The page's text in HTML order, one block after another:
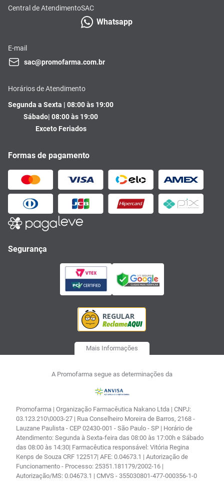
Central de AtendimentoSAC
Whatsapp
E-mail
sac@promofarma.com.br
Horários de Atendimento
Segunda a Sexta | 08:00 às 19:00
Sábado| 08:00 às 19:00
Exceto Feriados
Formas de pagamento
Segurança
Mais Informações
A Promofarma segue as determinações da
Promofarma | Organização Farmacêutica Nakano Ltda | CNPJ:
03.123.210\0003-27 | Rua Conselheiro Moreira de Barros, 2168 -
Lauzane Paulista - CEP 02430-001 - São Paulo - SP | Horário de
Atendimento: Segunda à Sexta-feira das 08:00 às 17:00h e Sábado
das 08:00 às 14:30| Farmacêutica responsável: Vitória Regina
Kenps de Souza CRF 122517| AFE: 0.04673.1 | Autorização de
Funcionamento - Processo: 25351.181179/2002-16 |
Autorização/MS: 0.04673.1 | CMVS - 355030801-477-000356-1-0